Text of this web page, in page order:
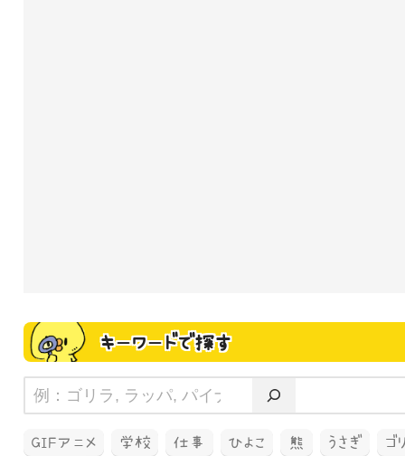
キーワードで探す
GIFアニメ 学校 仕事 ひよこ 熊 うさぎ
ゴ